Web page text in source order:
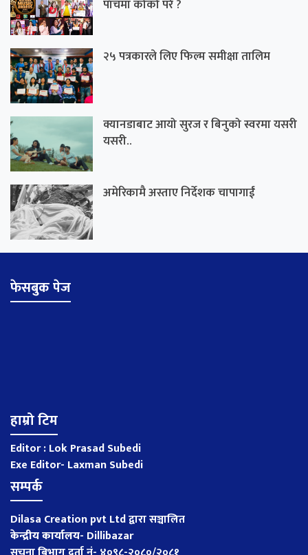
पाँचमा कोको परे ?
२५ पत्रकारले लिए फिल्म समीक्षा तालिम
क्यानडाबाट आयो सुरज र बिनुको स्वरमा यसरी
यसरी..
अमेरिकामै अस्ताए निर्देशक चापागाईं
फेसबुक पेज
हाम्रो टिम
Editor : Lok Prasad Subedi
Exe Editor- Laxman Subedi
सम्पर्क
Dilasa Creation pvt Ltd द्वारा सञ्चालित
केन्द्रीय कार्यालय- Dillibazar